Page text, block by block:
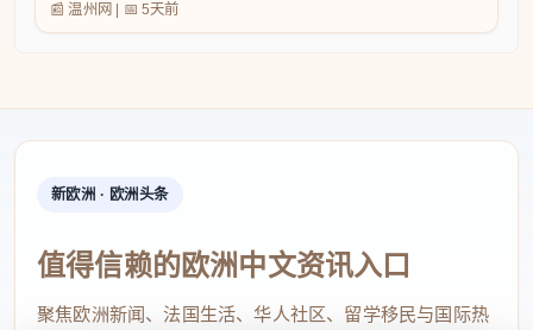
📰 温州网 📅5天前
新欧洲 · 欧洲头条
值得信赖的欧洲中文资讯入口
聚焦欧洲新闻、法国生活、华人社区、留学移民与国际热